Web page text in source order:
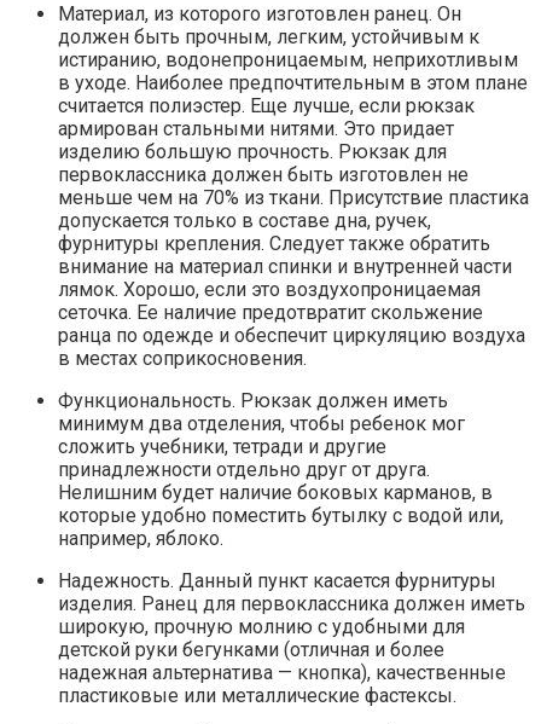
Материал, из которого изготовлен ранец. Он
должен быть прочным, легким, устойчивым к
истиранию, водонепроницаемым, неприхотливым
в уходе. Наиболее предпочтительным в этом плане
считается полиэстер. Еще лучше, если рюкзак
армирован стальными нитями. Это придает
изделию большую прочность. Рюкзак для
первоклассника должен быть изготовлен не
меньше чем на 70% из ткани. Присутствие пластика
допускается только в составе дна, ручек,
фурнитуры крепления. Следует также обратить
внимание на материал спинки и внутренней части
лямок. Хорошо, если это воздухопроницаемая
сеточка. Ее наличие предотвратит скольжение
ранца по одежде и обеспечит циркуляцию воздуха
в местах соприкосновения.
Функциональность. Рюкзак должен иметь
минимум два отделения, чтобы ребенок мог
сложить учебники, тетради и другие
принадлежности отдельно друг от друга.
Нелишним будет наличие боковых карманов, в
которые удобно поместить бутылку с водой или,
например, яблоко.
Надежность. Данный пункт касается фурнитуры
изделия. Ранец для первоклассника должен иметь
широкую, прочную молнию с удобными для
детской руки бегунками (отличная и более
надежная альтернатива — кнопка), качественные
пластиковые или металлические фастексы.